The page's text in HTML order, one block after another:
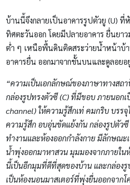
บ้านนี้จึงกลายเป็นอาคารรูปตัวยู (U)
ทิศตะวันออก โดยมีปลายอาคาร ยื่นยา
ต่ำ ๆ เหนือพื้นดินติดสระว่ายน้ำหน้าบ้
อาคารยื่น ออกมาจากชั้นบนและดูลอยอ
“ความเป็นเอกลักษณ์ของภาษาทางสถ
กล่องรูปทรงตัวซี (C) ที่มีขอบ ภายนอกเ
channel) ให้ความรู้สึกเท่ คมกริบ บรรจุ
ความรู้สึก อบอุ่นขัดแย้งกัน กล่องรูปตัว
ทำงานและห้องออกกำลังกาย มีลักษณะ
น้ำพุ่งออกมาหาสวน มุมมองจากภายใน
นี้เป็นอีกมุมที่ดีที่สุดของบ้าน และกล่องรู
เป็นห้องนอนมาสเตอร์ที่พุ่งยื่นออกจากโ